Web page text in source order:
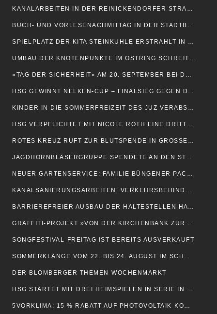
KANALARBEITEN IN DER REINICKENDORFER STRASSE
BUCH- UND VORLESENACHMITTAG IN DER STADTBÜCHEREI
SPIELPLATZ DER KITA STEINKUHLE ERSTRAHLT IN NEUEM GLANZ
UMBAU DER KNOTENPUNKTE IM OSTRING SCHREITET VORAN
»TAG DER SICHERHEIT« AM 20. SEPTEMBER BEI DEN JOHANNITERN
HSG GEWINNT NELKEN-CUP – FINALSIEG GEGEN DORTMUND
KINDER IN DIE SOMMERFREIZEIT DES JUZ VERABSCHIEDET
HSG VERPFLICHTET MIT NICOLE ROTH EINE DRITTE TORHÜTERIN
ROTES KREUZ RUFT ZUR BLUTSPENDE IN GROSSENMARPE AUF
JAGDHORNBLÄSERGRUPPE SPENDETE AN DEN STADTFORST
NEUER GARTENSERVICE: FAMILIE BÜNGENER PACKT AN
KANALSANIERUNGSARBEITEN: VERKEHRSBEHINDERUNGEN MÖGLICH
BARRIEREFREIER AUSBAU DER HALTESTELLEN HAT BEGONNEN
GRAFFITI-PROJEKT »VON DER KIRCHENBANK ZUR PLAUDERBANK«
SONGFESTIVAL-FREITAG IST BEREITS AUSVERKAUFT
SOMMERKLÄNGE VOM 22. BIS 24. AUGUST IM SCHWEIGEGARTEN
DER BLOMBERGER THEMEN-WOCHENMARKT
HSG STARTET MIT DREI HEIMSPIELEN IN SERIE IN DIE NEUE SAISON
5VORKLIMA: 15 % RABATT AUF PHOTOVOLTAIK-KOMPLETTLÖSUNG